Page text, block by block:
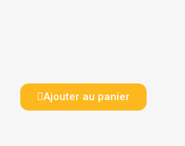
Ajouter au panier